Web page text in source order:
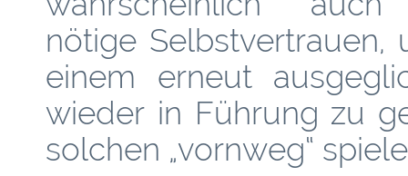
nötige Selbstvertrauen,
einem erneut
wieder in Führung zu
solchen „vornweg“